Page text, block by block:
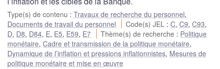
Type(s) de contenu : Travaux de recherche du personnel,
Documents de travail du personnel
Code(s) JEL :C,C9,C93,
D, D8, D84, E, E5, E59, E7 Thème(s) de recherche : Politique
monétaire, Cadre et transmission de la politique monétaire,
Dynamique de l’inflation et pressions inflationnistes, Mesures de
politique monétaire et mise en œuvre